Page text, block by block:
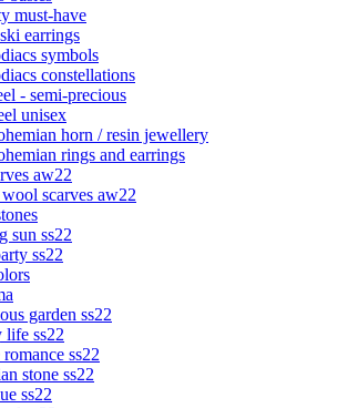
must-have
earrings
symbols
constellations
- semi-precious
unisex
horn / resin jewellery
rings and earrings
aw22
scarves aw22
sun ss22
ss22
garden ss22
life ss22
ss22
stone ss22
ss22